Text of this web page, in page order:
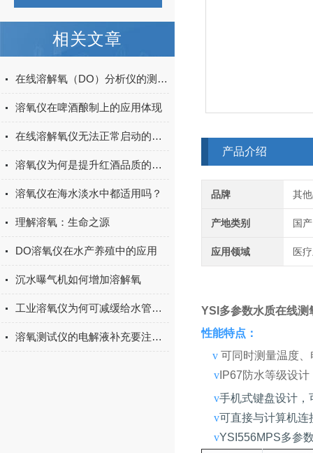
相关文章
在线溶解氧（DO）分析仪的测量原理及维护
溶氧仪在啤酒酿制上的应用体现
在线溶解氧仪无法正常启动的解决思路
溶氧仪为何是提升红酒品质的有力工具？
溶氧仪在海水淡水中都适用吗？
理解溶氧：生命之源
DO溶氧仪在水产养殖中的应用
沉水曝气机如何增加溶解氧
工业溶氧仪为何可减缓给水管道金属材质腐蚀？
溶氧测试仪的电解液补充要注意哪些事项？
产品介绍
品牌 其
产地类别 国产
应用领域 医
YSI多参数水质在线测
性能特点：
v 可同时测量温度
v IP67防水等级设
v手机式键盘设计，可单手操作，
v可直接与计算机连接，通过EcoWatchTM软件进行数
vYSI556MPS多参数水质测量